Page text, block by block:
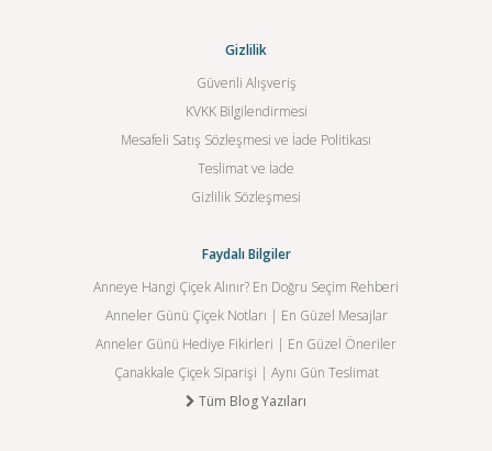
Gizlilik
Güvenli Alışveriş
KVKK Bilgilendirmesi
Mesafeli Satış Sözleşmesi ve İade Politikası
Teslimat ve İade
Gizlilik Sözleşmesi
Faydalı Bilgiler
Anneye Hangi Çiçek Alınır? En Doğru Seçim Rehberi
Anneler Günü Çiçek Notları | En Güzel Mesajlar
Anneler Günü Hediye Fikirleri | En Güzel Öneriler
Çanakkale Çiçek Siparişi | Aynı Gün Teslimat
Tüm Blog Yazıları